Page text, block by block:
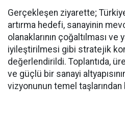
Gerçekleşen ziyarette;
artırma hedefi, sanayinin
olanaklarının çoğaltılması ve
iyileştirilmesi gibi stratejik
değerlendirildi. Toplantıda,
ve güçlü bir sanayi
vizyonunun temel